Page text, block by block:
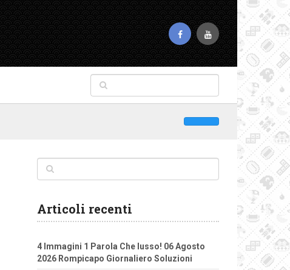
Articoli recenti
4 Immagini 1 Parola Che lusso! 06 Agosto
2026 Rompicapo Giornaliero Soluzioni